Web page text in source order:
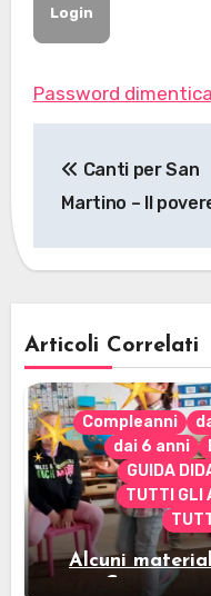
Password
articoli
Canti per San
Martino – Il
Articoli Correlati
Compleanni
dai 6 anni
GUIDA
TUTTI GLI
Alcuni
Cerimonia